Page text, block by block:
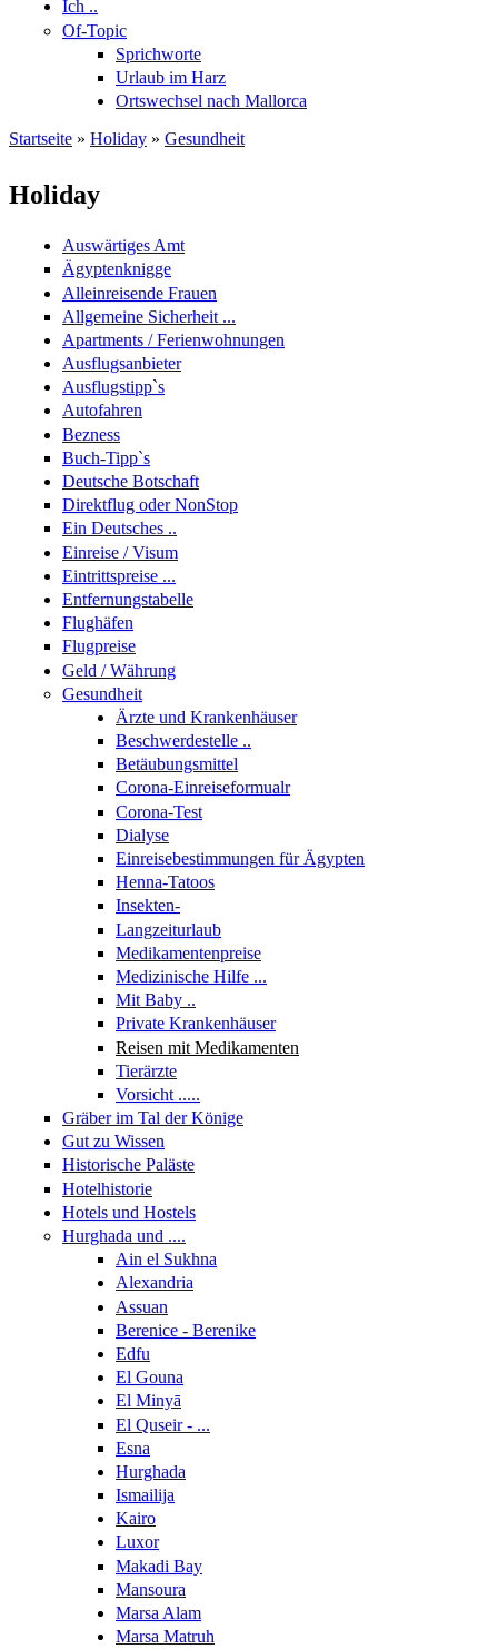
Ich ..
Of-Topic
Sprichworte
Urlaub im Harz
Ortswechsel nach Mallorca
Startseite » Holiday » Gesundheit
Holiday
Auswärtiges Amt
Ägyptenknigge
Alleinreisende Frauen
Allgemeine Sicherheit ...
Apartments / Ferienwohnungen
Ausflugsanbieter
Ausflugstipp`s
Autofahren
Bezness
Buch-Tipp`s
Deutsche Botschaft
Direktflug oder NonStop
Ein Deutsches ..
Einreise / Visum
Eintrittspreise ...
Entfernungstabelle
Flughäfen
Flugpreise
Geld / Währung
Gesundheit
Ärzte und Krankenhäuser
Beschwerdestelle ..
Betäubungsmittel
Corona-Einreiseformualr
Corona-Test
Dialyse
Einreisebestimmungen für Ägypten
Henna-Tatoos
Insekten-
Langzeiturlaub
Medikamentenpreise
Medizinische Hilfe ...
Mit Baby ..
Private Krankenhäuser
Reisen mit Medikamenten
Tierärzte
Vorsicht .....
Gräber im Tal der Könige
Gut zu Wissen
Historische Paläste
Hotelhistorie
Hotels und Hostels
Hurghada und ....
Ain el Sukhna
Alexandria
Assuan
Berenice - Berenike
Edfu
El Gouna
El Minyā
El Quseir - ...
Esna
Hurghada
Ismailija
Kairo
Luxor
Makadi Bay
Mansoura
Marsa Alam
Marsa Matruh